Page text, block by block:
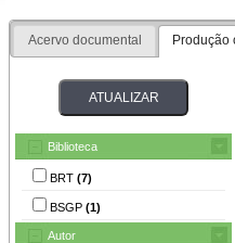
Acervo documental Produção
Biblioteca
BRT (7)
BSGP (1)
Autor